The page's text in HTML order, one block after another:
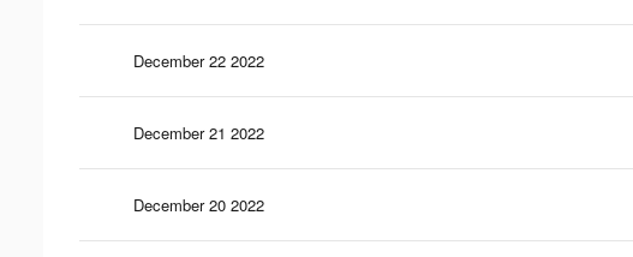
December 22 2022
December 21 2022
December 20 2022